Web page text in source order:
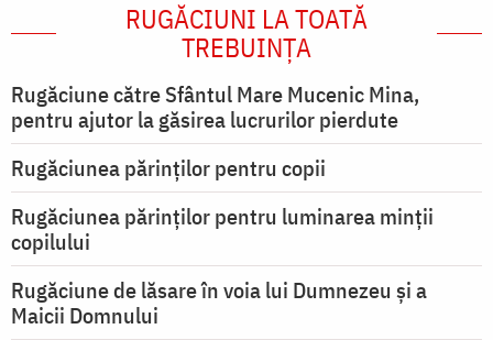
RUGĂCIUNI LA TOATĂ
TREBUINȚA
Rugăciune către Sfântul Mare Mucenic Mina,
pentru ajutor la găsirea lucrurilor pierdute
Rugăciunea părinților pentru copii
Rugăciunea părinților pentru luminarea minţii
copilului
Rugăciune de lăsare în voia lui Dumnezeu şi a
Maicii Domnului